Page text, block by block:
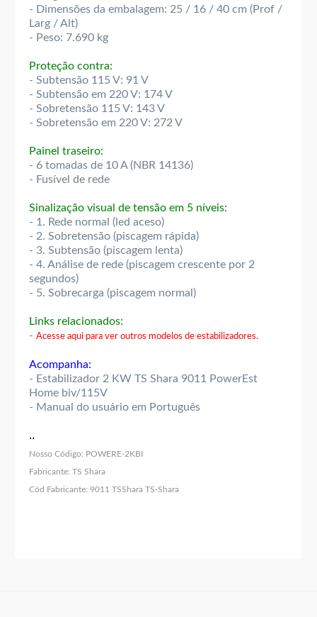
- Dimensões da embalagem: 25 / 16 / 40 cm (Prof /
Larg / Alt)
- Peso: 7.690 kg
Proteção contra:
- Subtensão 115 V: 91 V
- Subtensão em 220 V: 174 V
- Sobretensão 115 V: 143 V
- Sobretensão em 220 V: 272 V
Painel traseiro:
- 6 tomadas de 10 A (NBR 14136)
- Fusível de rede
Sinalização visual de tensão em 5 níveis:
- 1. Rede normal (led aceso)
- 2. Sobretensão (piscagem rápida)
- 3. Subtensão (piscagem lenta)
- 4. Análise de rede (piscagem crescente por 2
segundos)
- 5. Sobrecarga (piscagem normal)
Links relacionados:
- Acesse aqui para ver outros modelos de estabilizadores.
Acompanha:
- Estabilizador 2 KW TS Shara 9011 PowerEst
Home biv/115V
- Manual do usuário em Português
..
Nosso Código: POWERE-2KBI
Fabricante: TS Shara
Cód Fabricante: 9011 TSShara TS-Shara